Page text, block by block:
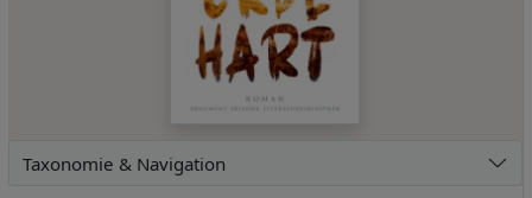
Taxonomie & Navigation